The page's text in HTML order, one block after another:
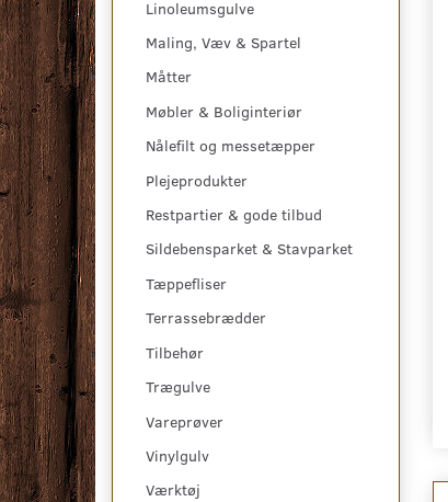
Linoleumsgulve
Maling, Væv & Spartel
Måtter
Møbler & Boliginteriør
Nålefilt og messetæpper
Plejeprodukter
Restpartier & gode tilbud
Sildebensparket & Stavparket
Tæppefliser
Terrassebrædder
Tilbehør
Trægulve
Vareprøver
Vinylgulv
Værktøj